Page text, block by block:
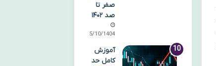
صفر تا
صد ۱۴۰۲
15/10/1404
آموزش
کامل حد